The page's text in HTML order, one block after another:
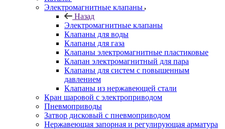
Электромагнитные клапаны
Назад
Электромагнитные клапаны
Клапаны для воды
Клапаны для газа
Клапаны электромагнитные пластиковые
Клапан электромагнитный для пара
Клапаны для систем с повышенным
давлением
Клапаны из нержавеющей стали
Кран шаровой с электроприводом
Пневмоприводы
Затвор дисковый с пневмоприводом
Нержавеющая запорная и регулирующая арматура